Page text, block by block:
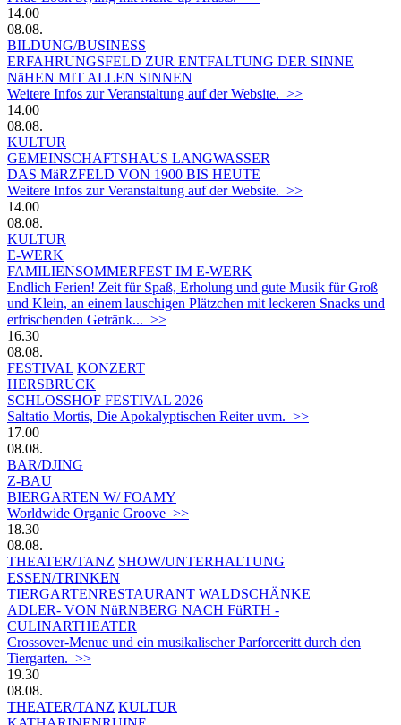
14.00
08.08.
BILDUNG/BUSINESS
ERFAHRUNGSFELD ZUR ENTFALTUNG DER SINNE
NäHEN MIT ALLEN SINNEN
Weitere Infos zur Veranstaltung auf der Website. >>
14.00
08.08.
KULTUR
GEMEINSCHAFTSHAUS LANGWASSER
DAS MäRZFELD VON 1900 BIS HEUTE
Weitere Infos zur Veranstaltung auf der Website. >>
14.00
08.08.
KULTUR
E-WERK
FAMILIENSOMMERFEST IM E-WERK
Endlich Ferien! Zeit für Spaß, Erholung und gute Musik für Groß
und Klein, an einem lauschigen Plätzchen mit leckeren Snacks und
erfrischenden Getränk... >>
16.30
08.08.
FESTIVAL KONZERT
HERSBRUCK
SCHLOSSHOF FESTIVAL 2026
Saltatio Mortis, Die Apokalyptischen Reiter uvm. >>
17.00
08.08.
BAR/DJING
Z-BAU
BIERGARTEN W/ FOAMY
Worldwide Organic Groove >>
18.30
08.08.
THEATER/TANZ SHOW/UNTERHALTUNG
ESSEN/TRINKEN
TIERGARTEN­RESTAURANT WALDSCHÄNKE
ADLER- VON NüRNBERG NACH FüRTH -
CULINARTHEATER
Crossover-Menue und ein musikalischer Parforceritt durch den
Tiergarten. >>
19.30
08.08.
THEATER/TANZ KULTUR